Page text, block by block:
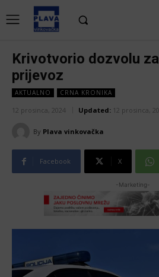
Krivotvorio dozvolu
prijevoz
AKTUALNO CRNA KRONIKA
12 prosinca, 2024 Updated: 12 prosinca,
By Plava vinkovačka
Facebook X
-Marketing-